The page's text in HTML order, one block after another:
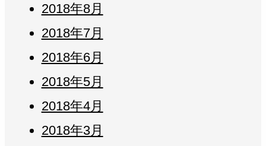
2018年8月
2018年7月
2018年6月
2018年5月
2018年4月
2018年3月